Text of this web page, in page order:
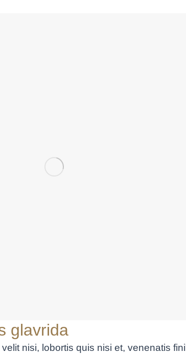
glavrida
nisi, lobortis quis nisi et, venenatis